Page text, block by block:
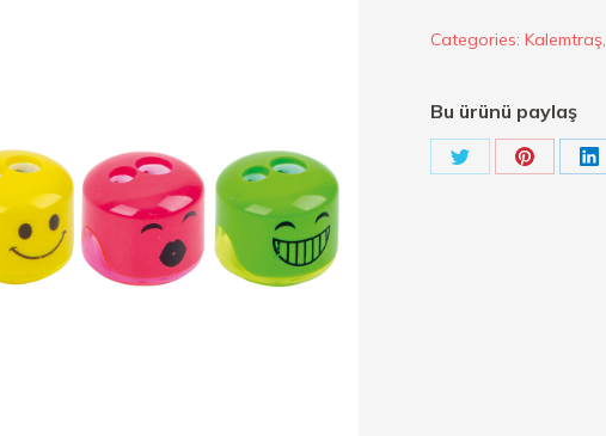
Categories: Kalemtraş,
Bu ürünü paylaş